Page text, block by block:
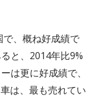
、概ね好成績で
と、2014年比9%
は更に好成績で、
は、最も売れてい